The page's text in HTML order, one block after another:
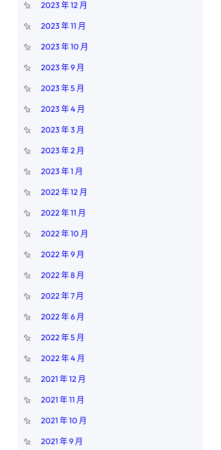
2023 年 12 月
2023 年 11 月
2023 年 10 月
2023 年 9 月
2023 年 5 月
2023 年 4 月
2023 年 3 月
2023 年 2 月
2023 年 1 月
2022 年 12 月
2022 年 11 月
2022 年 10 月
2022 年 9 月
2022 年 8 月
2022 年 7 月
2022 年 6 月
2022 年 5 月
2022 年 4 月
2021 年 12 月
2021 年 11 月
2021 年 10 月
2021 年 9 月